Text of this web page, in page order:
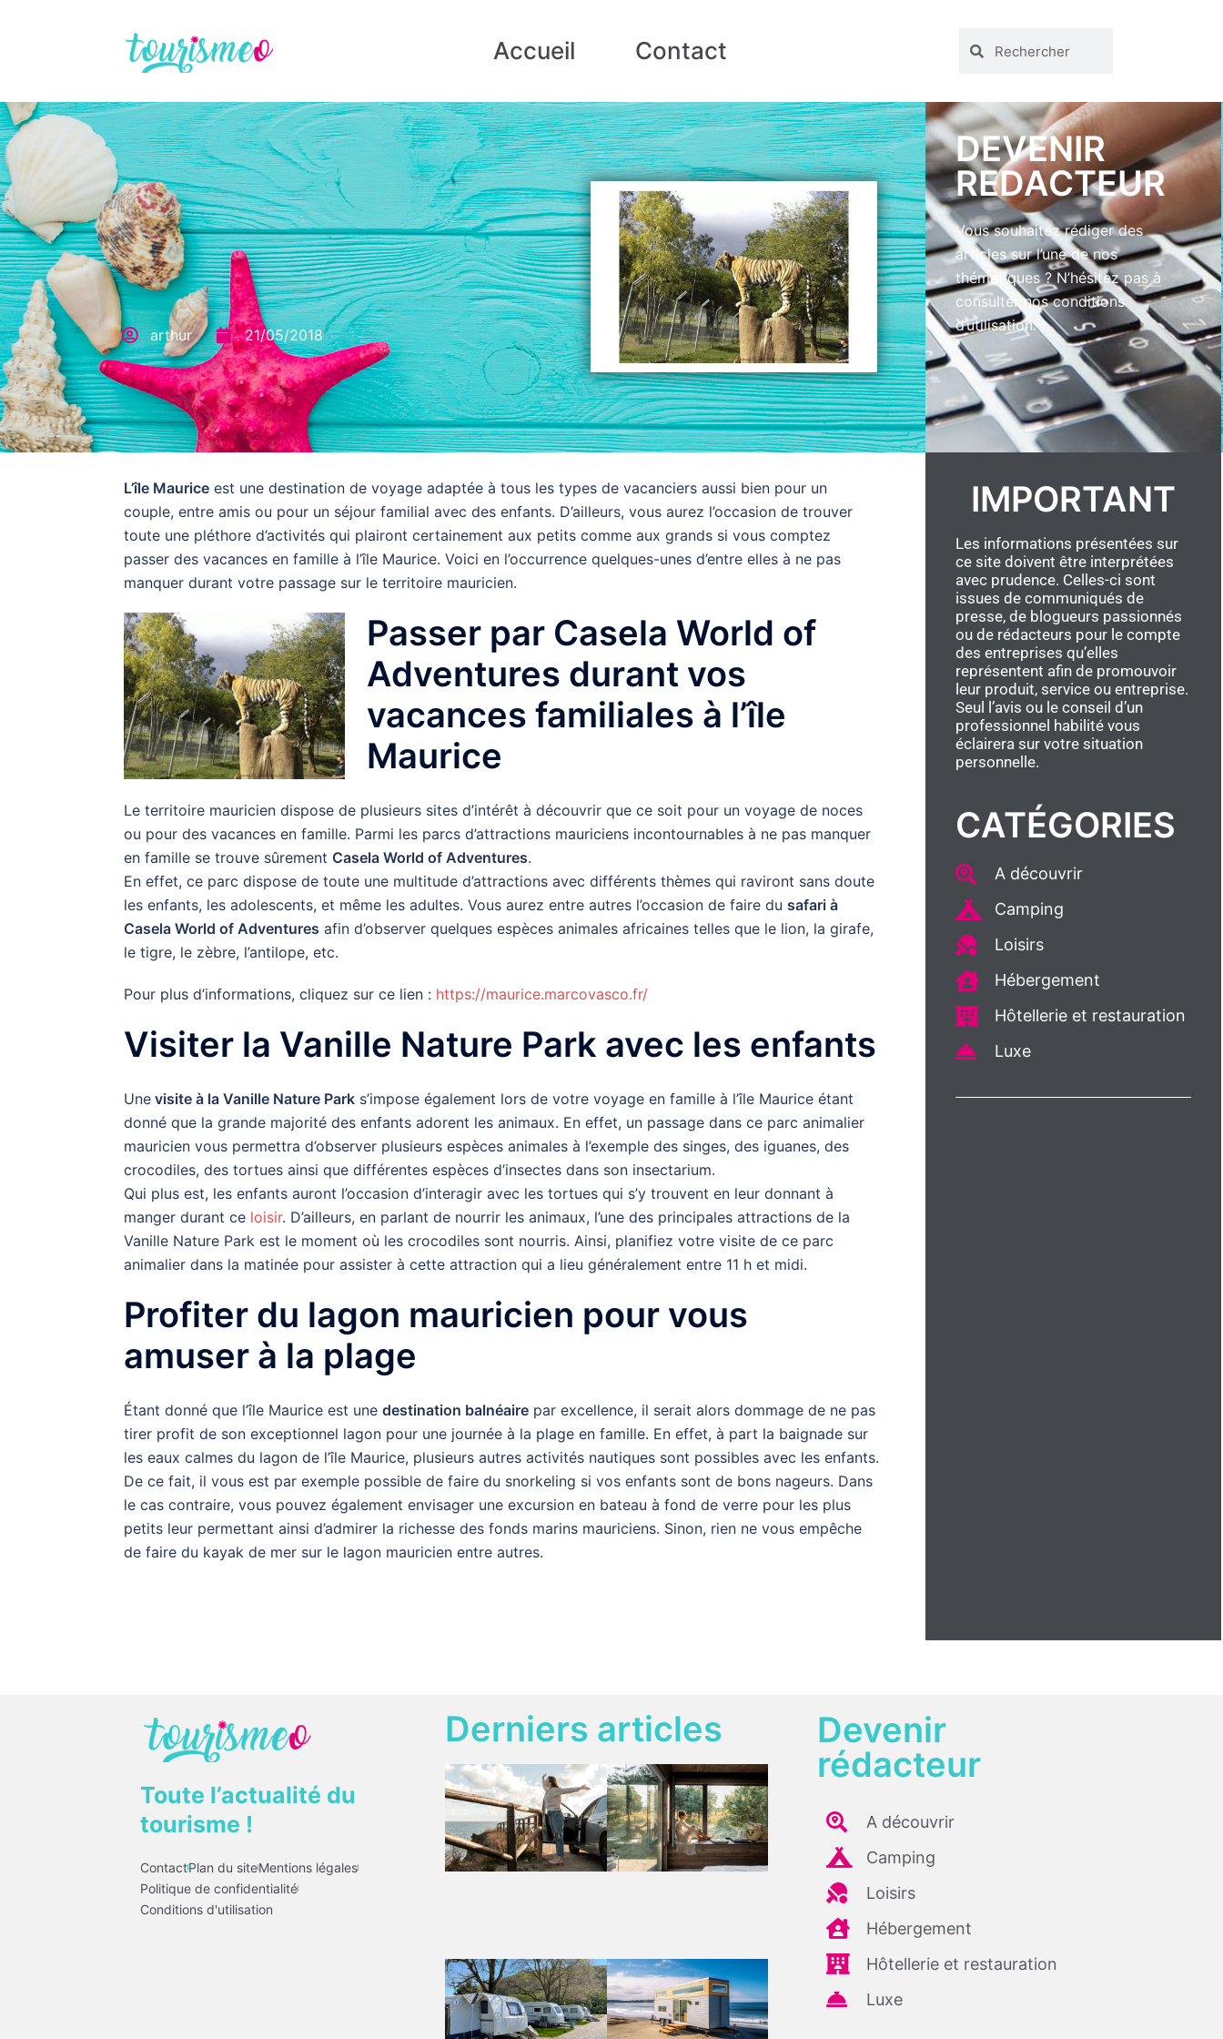
Accueil Contact
arthur 21/05/2018
DEVENIR
REDACTEUR
Vous souhaitez rédiger des
articles sur l’une de nos
thématiques ? N’hésitez pas à
consulter nos conditions
d’utilisation.
L’île Maurice est une destination de voyage adaptée à tous les types de vacanciers aussi bien pour un
couple, entre amis ou pour un séjour familial avec des enfants. D’ailleurs, vous aurez l’occasion de trouver
toute une pléthore d’activités qui plairont certainement aux petits comme aux grands si vous comptez
passer des vacances en famille à l’île Maurice. Voici en l’occurrence quelques-unes d’entre elles à ne pas
manquer durant votre passage sur le territoire mauricien.
Passer par Casela World of
Adventures durant vos
vacances familiales à l’île
Maurice
Le territoire mauricien dispose de plusieurs sites d’intérêt à découvrir que ce soit pour un voyage de noces
ou pour des vacances en famille. Parmi les parcs d’attractions mauriciens incontournables à ne pas manquer
en famille se trouve sûrement Casela World of Adventures.
En effet, ce parc dispose de toute une multitude d’attractions avec différents thèmes qui raviront sans doute
les enfants, les adolescents, et même les adultes. Vous aurez entre autres l’occasion de faire dusafari à
Casela World of Adventures afin d’observer quelques espèces animales africaines telles que le lion, la girafe,
le tigre, le zèbre, l’antilope, etc.
Pour plus d’informations, cliquez sur ce lien : https://maurice.marcovasco.fr/
Visiter la Vanille Nature Park avec les enfants
Une visite à la Vanille Nature Park s’impose également lors de votre voyage en famille à l’île Maurice étant
donné que la grande majorité des enfants adorent les animaux. En effet, un passage dans ce parc animalier
mauricien vous permettra d’observer plusieurs espèces animales à l’exemple des singes, des iguanes, des
crocodiles, des tortues ainsi que différentes espèces d’insectes dans son insectarium.
Qui plus est, les enfants auront l’occasion d’interagir avec les tortues qui s’y trouvent en leur donnant à
manger durant ce loisir. D’ailleurs, en parlant de nourrir les animaux, l’une des principales attractions de la
Vanille Nature Park est le moment où les crocodiles sont nourris. Ainsi, planifiez votre visite de ce parc
animalier dans la matinée pour assister à cette attraction qui a lieu généralement entre 11 h et midi.
Profiter du lagon mauricien pour vous
amuser à la plage
Étant donné que l’île Maurice est unedestination balnéaire par excellence, il serait alors dommage de ne pas
tirer profit de son exceptionnel lagon pour une journée à la plage en famille. En effet, à part la baignade sur
les eaux calmes du lagon de l’île Maurice, plusieurs autres activités nautiques sont possibles avec les enfants.
De ce fait, il vous est par exemple possible de faire du snorkeling si vos enfants sont de bons nageurs. Dans
le cas contraire, vous pouvez également envisager une excursion en bateau à fond de verre pour les plus
petits leur permettant ainsi d’admirer la richesse des fonds marins mauriciens. Sinon, rien ne vous empêche
de faire du kayak de mer sur le lagon mauricien entre autres.
IMPORTANT
Les informations présentées sur
ce site doivent être interprétées
avec prudence. Celles-ci sont
issues de communiqués de
presse, de blogueurs passionnés
ou de rédacteurs pour le compte
des entreprises qu’elles
représentent afin de promouvoir
leur produit, service ou entreprise.
Seul l’avis ou le conseil d’un
professionnel habilité vous
éclairera sur votre situation
personnelle.
CATÉGORIES
A découvrir
Camping
Loisirs
Hébergement
Hôtellerie et restauration
Luxe
Toute l’actualité du
tourisme !
ContactPlan du siteMentions légales
Politique de confidentialité
Conditions d'utilisation
Derniers articles
Devenir
rédacteur
A découvrir
Camping
Loisirs
Hébergement
Hôtellerie et restauration
Luxe